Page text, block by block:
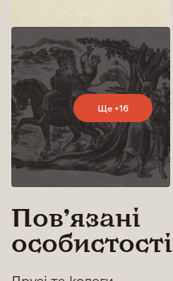
Ще +16
Повʼязані
особистості